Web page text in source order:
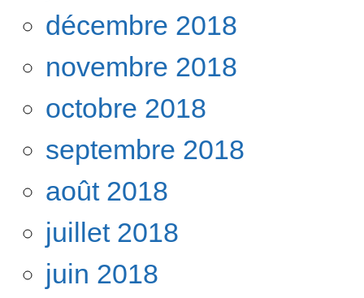
décembre 2018
novembre 2018
octobre 2018
septembre 2018
août 2018
juillet 2018
juin 2018